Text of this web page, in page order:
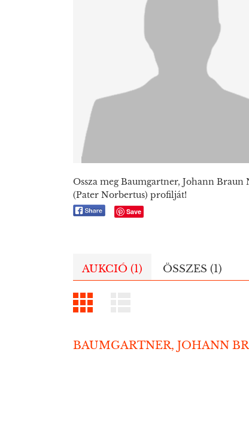
Ossza meg Baumgartner, Johann Braun
(Pater Norbertus) profilját!
Save
AUKCIÓ (1) ÖSSZES (1)
BAUMGARTNER, JOHANN